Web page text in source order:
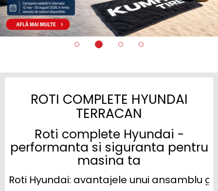
ROTI COMPLETE HYUNDAI
TERRACAN
Roti complete Hyundai -
performanta si siguranta pentru
masina ta
Roti Hyundai: avantajele unui ansamblu